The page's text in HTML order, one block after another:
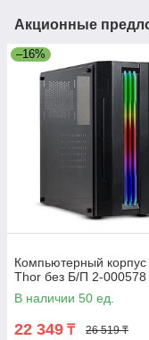
Акционные
–16%
Компьютерный корпус
Thor без Б/П 2-000578
В наличии 50 ед.
22 349 ₸ 26 519 ₸